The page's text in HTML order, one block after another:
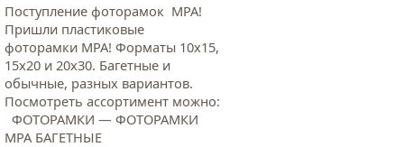
Поступление фоторамок МРА!
Пришли пластиковые
фоторамки МРА! Форматы 10х15,
15х20 и 20х30. Багетные и
обычные, разных вариантов.
Посмотреть ассортимент можно:
ФОТОРАМКИ — ФОТОРАМКИ
МРА БАГЕТНЫЕ